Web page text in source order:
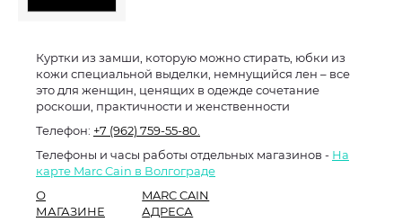
Куртки из замши, которую можно стирать, юбки из
кожи специальной выделки, немнущийся лен – все
это для женщин, ценящих в одежде сочетание
роскоши, практичности и женственности
Телефон: +7 (962) 759-55-80.
Телефоны и часы работы отдельных магазинов - На
карте Marc Cain в Волгограде
О
МАГАЗИНЕ
MARC CAIN
АДРЕСА